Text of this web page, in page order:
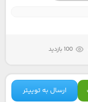
100 بازدید
ارسال به توییتر